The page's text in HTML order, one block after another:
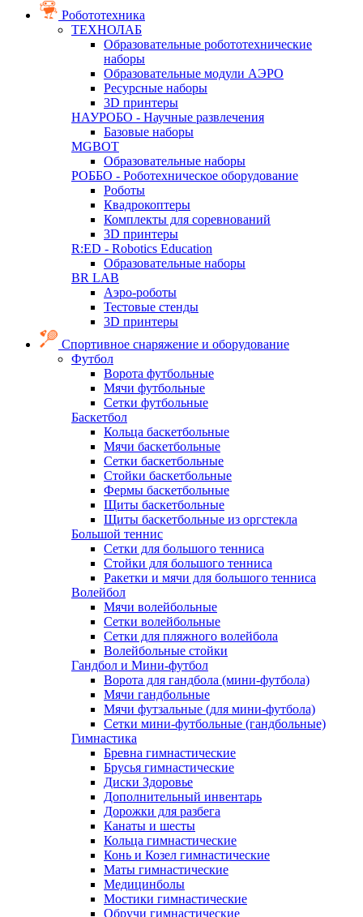
Робототехника
ТЕХНОЛАБ
Образовательные робототехнические
наборы
Образовательные модули АЭРО
Ресурсные наборы
3D принтеры
НАУРОБО - Научные развлечения
Базовые наборы
MGBOT
Образовательные наборы
РОББО - Роботехническое оборудование
Роботы
Квадрокоптеры
Комплекты для соревнований
3D принтеры
R:ED - Robotics Education
Образовательные наборы
BR LAB
Аэро-роботы
Тестовые стенды
3D принтеры
Спортивное снаряжение и оборудование
Футбол
Ворота футбольные
Мячи футбольные
Сетки футбольные
Баскетбол
Кольца баскетбольные
Мячи баскетбольные
Сетки баскетбольные
Стойки баскетбольные
Фермы баскетбольные
Щиты баскетбольные
Щиты баскетбольные из оргстекла
Большой теннис
Сетки для большого тенниса
Стойки для большого тенниса
Ракетки и мячи для большого тенниса
Волейбол
Мячи волейбольные
Сетки волейбольные
Сетки для пляжного волейбола
Волейбольные стойки
Гандбол и Мини-футбол
Ворота для гандбола (мини-футбола)
Мячи гандбольные
Мячи футзальные (для мини-футбола)
Сетки мини-футбольные (гандбольные)
Гимнастика
Бревна гимнастические
Брусья гимнастические
Диски Здоровье
Дополнительный инвентарь
Дорожки для разбега
Канаты и шесты
Кольца гимнастические
Конь и Козел гимнастические
Маты гимнастические
Медицинболы
Мостики гимнастические
Обручи гимнастические